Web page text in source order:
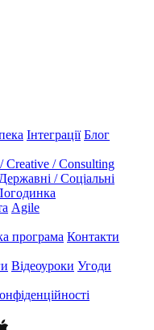
Інтеграції Блог
Creative / Consulting
Державні / Соціальні
Agile
програма Контакти
Відеоуроки Угоди